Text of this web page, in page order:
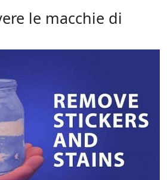
le macchie di